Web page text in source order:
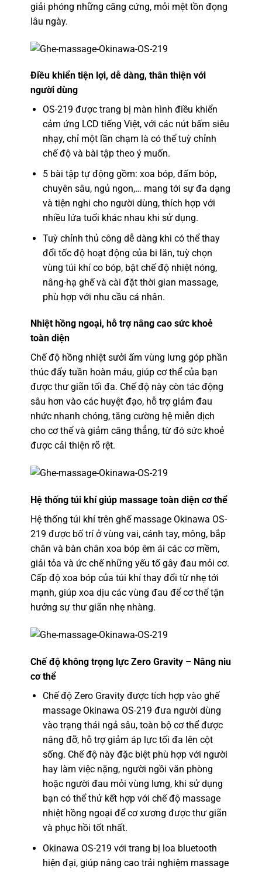
giải phóng những căng cứng, mỏi mệt tồn đọng
lâu ngày.
Điều khiển tiện lợi, dễ dàng, thân thiện với
người dùng
OS-219 được trang bị màn hình điều khiển
cảm ứng LCD tiếng Việt, với các nút bấm siêu
nhạy, chỉ một lần chạm là có thể tuỳ chỉnh
chế độ và bài tập theo ý muốn.
5 bài tập tự động gồm: xoa bóp, đấm bóp,
chuyên sâu, ngủ ngon,… mang tới sự đa dạng
và tiện nghi cho người dùng, thích hợp với
nhiều lứa tuổi khác nhau khi sử dụng.
Tuỳ chỉnh thủ công dễ dàng khi có thể thay
đổi tốc độ hoạt động của bi lăn, tuỳ chọn
vùng túi khí co bóp, bật chế độ nhiệt nóng,
nâng-hạ ghế và cài đặt thời gian massage,
phù hợp với nhu cầu cá nhân.
Nhiệt hồng ngoại, hỗ trợ nâng cao sức khoẻ
toàn diện
Chế độ hồng nhiệt sưởi ấm vùng lưng góp phần
thúc đẩy tuần hoàn máu, giúp cơ thể của bạn
được thư giãn tối đa. Chế độ này còn tác động
sâu hơn vào các huyệt đạo, hỗ trợ giảm đau
nhức nhanh chóng, tăng cường hệ miễn dịch
cho cơ thể và giảm căng thẳng, từ đó sức khoẻ
được cải thiện rõ rệt.
Hệ thống túi khí giúp massage toàn diện cơ thể
Hệ thống túi khí trên ghế massage Okinawa OS-
219 được bố trí ở vùng vai, cánh tay, mông, bắp
chân và bàn chân xoa bóp êm ái các cơ mềm,
giải tỏa và ức chế những yếu tố gây đau mỏi cơ.
Cấp độ xoa bóp của túi khí thay đổi từ nhẹ tới
mạnh, giúp xoa dịu các vùng đau để cơ thể tận
hưởng sự thư giãn nhẹ nhàng.
Chế độ không trọng lực Zero Gravity – Nâng niu
cơ thể
Chế độ Zero Gravity được tích hợp vào ghế
massage Okinawa OS-219 đưa người dùng
vào trạng thái ngả sâu, toàn bộ cơ thể được
nâng đỡ, hỗ trợ giảm áp lực tối đa lên cột
sống. Chế độ này đặc biệt phù hợp với người
hay làm việc nặng, người ngồi văn phòng
hoặc người đau mỏi vùng lưng, khi sử dụng
bạn có thể thử kết hợp với chế độ massage
nhiệt hồng ngoại để cơ xương được thư giãn
và phục hồi tốt nhất.
Okinawa OS-219 với trang bị loa bluetooth
hiện đại, giúp nâng cao trải nghiệm massage